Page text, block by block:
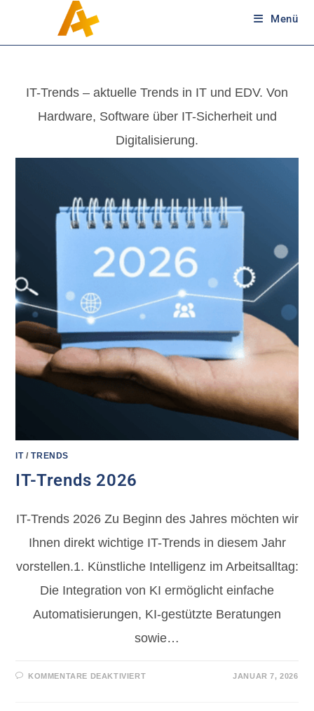
Menü
IT-Trends – aktuelle Trends in IT und EDV. Von
Hardware, Software über IT-Sicherheit und
Digitalisierung.
IT/TRENDS
IT-Trends 2026
IT-Trends 2026 Zu Beginn des Jahres möchten wir
Ihnen direkt wichtige IT-Trends in diesem Jahr
vorstellen.1. Künstliche Intelligenz im Arbeitsalltag:
Die Integration von KI ermöglicht einfache
Automatisierungen, KI-gestützte Beratungen
sowie…
KOMMENTARE DEAKTIVIERT JANUAR 7, 2026